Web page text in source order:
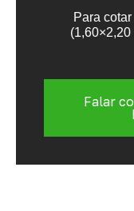
Para
Falar